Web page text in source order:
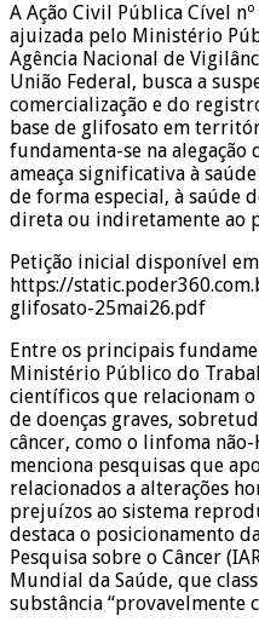
A Ação Civil Pública Cível
ajuizada pelo Ministério
Agência Nacional de
União Federal, busca a
comercialização e do
base de glifosato em
fundamenta-se na
ameaça significativa à
de forma especial, à saúde
direta ou indiretamente ao
Petição inicial disponível
https://
glifosato-25mai26.pdf
Entre os principais
Ministério Público do
científicos que relacionam
de doenças graves,
câncer, como o linfoma
menciona pesquisas que
relacionados a alterações
prejuízos ao sistema
destaca o posicionamento
Pesquisa sobre o Câncer
Mundial da Saúde, que
substância “provavelmente